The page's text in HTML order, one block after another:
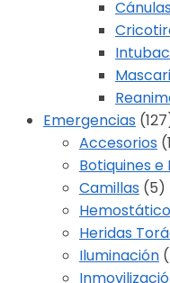
Cánulas
Emergencias
Accesorios
Botiquines e
Camillas (5)
Heridas
Iluminación